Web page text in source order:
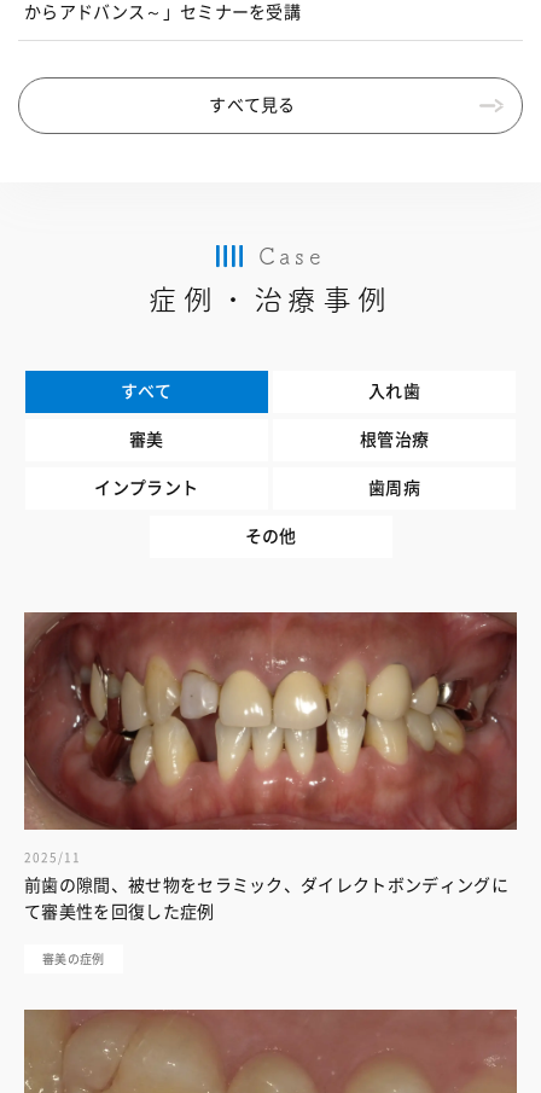
からアドバンス～」セミナーを受講
すべて見る
Case
症例・治療事例
すべて 入れ歯
審美 根管治療
インプラント 歯周病
その他
2025/11
前歯の隙間、被せ物をセラミック、ダイレクトボンディングに
て審美性を回復した症例
審美の症例